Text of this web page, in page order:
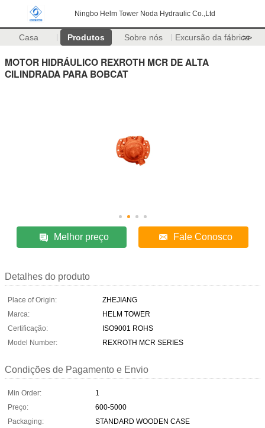
Ningbo Helm Tower Noda Hydraulic Co.,Ltd
Casa Produtos Sobre nós Excursão da fábrica
>>
MOTOR HIDRÁULICO REXROTH MCR DE ALTA
CILINDRADA PARA BOBCAT
Melhor preço Fale Conosco
Detalhes do produto
Place of Origin:
ZHEJIANG
Marca:
HELM TOWER
Certificação:
ISO9001 ROHS
Model Number:
REXROTH MCR SERIES
Condições de Pagamento e Envio
Min Order:
1
Preço:
600-5000
Packaging:
STANDARD WOODEN CASE